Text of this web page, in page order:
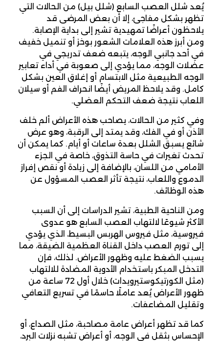
يُعد شلل العصب السابع (شلل بيل) من الحالات التي
تظهر بشكل مفاجئ، إلا أن بعض المرضى قد
يلاحظون أعراضًا تمهيدية تشير إلى بداية الإصابة.
ومن أبرز هذه العلامات الشعور بوخز أو تنميل خفيف
في أحد جانبي الوجه، يتبعه ضعف تدريجي في
عضلات الوجه، مما يؤدي إلى صعوبة في أداء تعابير
الوجه الطبيعية مثل الابتسام أو إغلاق العين بشكل
كامل. وقد يلاحظ المريض أيضًا انحراف الفم أو سيلان
اللعاب نتيجة ضعف التحكم العضلي.
وفي كثير من الحالات، يصاحب هذه الأعراض ألم خلف
الأذن أو في الفك، وقد يمتد إلى الرقبة، وهو عرض
شائع يسبق الشلل بعدة ساعات أو أيام. كما يمكن أن
تحدث تغيرات في حاسة التذوق، خاصة في الجزء
الأمامي من اللسان، بالإضافة إلى زيادة أو نقص إفراز
الدموع واللعاب، نتيجة تأثر العصب المسؤول عن
هذه الوظائف.
ومن الناحية الطبية، تشير الدراسات إلى أن السبب
الأكثر شيوعًا لالتهاب العصب السابع هو عدوى
فيروسية، مثل فيروس الهربس البسيط، الذي يؤدي
إلى تورم العصب داخل القناة العظمية الضيقة، مما
يسبب الضغط عليه وظهور الأعراض. لذلك، فإن
التدخل المبكر باستخدام الأدوية المضادة للالتهاب
(مثل الكورتيكوستيرويدات) خلال أول 72 ساعة من
ظهور الأعراض يُعد عاملًا حاسمًا في تسريع التعافي
وتقليل المضاعفات.
كما قد تظهر أعراض عامة مصاحبة، مثل الصداع، أو
الإحساس بثقل في الوجه، أو أعراض تشبه نزلات البرد،